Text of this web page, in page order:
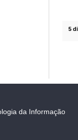
5
da Informação